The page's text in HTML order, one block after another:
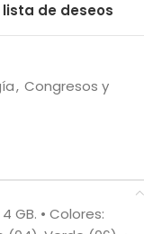
de deseos
, Congresos y
GB. • Colores: